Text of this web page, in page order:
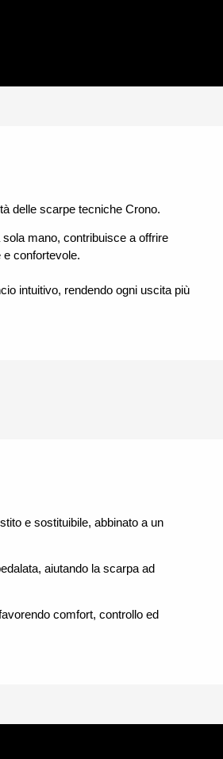
delle scarpe tecniche Crono.
mano, contribuisce a offrire
e confortevole.
intuitivo, rendendo ogni uscita più
e sostituibile, abbinato a un
aiutando la scarpa ad
comfort, controllo ed